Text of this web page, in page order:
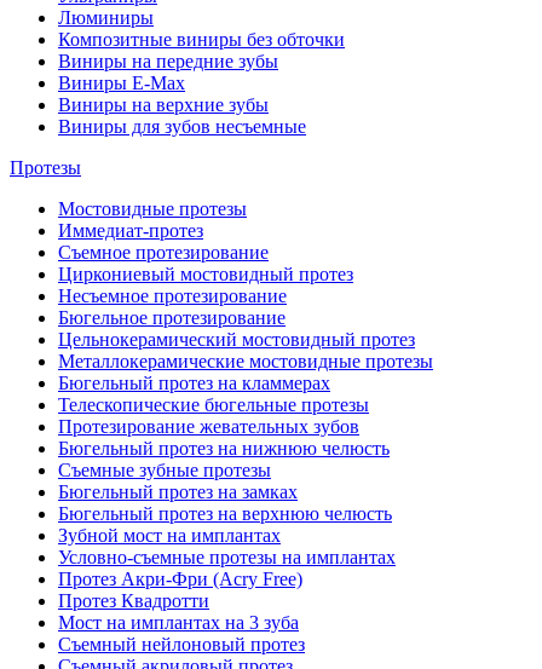
Люминиры
Композитные виниры без обточки
Виниры на передние зубы
Виниры E-Max
Виниры на верхние зубы
Виниры для зубов несъемные
Протезы
Мостовидные протезы
Иммедиат-протез
Съемное протезирование
Циркониевый мостовидный протез
Несъемное протезирование
Бюгельное протезирование
Цельнокерамический мостовидный протез
Металлокерамические мостовидные протезы
Бюгельный протез на кламмерах
Телескопические бюгельные протезы
Протезирование жевательных зубов
Бюгельный протез на нижнюю челюсть
Съемные зубные протезы
Бюгельный протез на замках
Бюгельный протез на верхнюю челюсть
Зубной мост на имплантах
Условно-съемные протезы на имплантах
Протез Акри-Фри (Acry Free)
Протез Квадротти
Мост на имплантах на 3 зуба
Съемный нейлоновый протез